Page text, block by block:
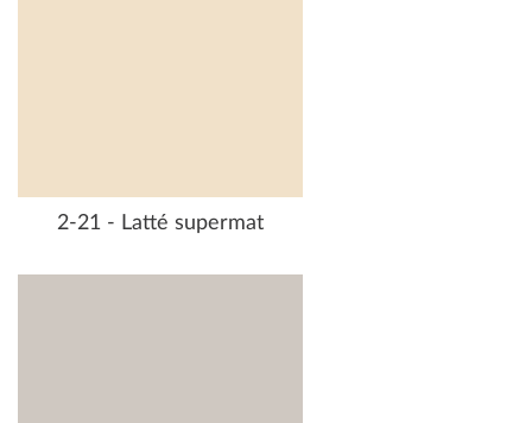
2-21 - Latté supermat